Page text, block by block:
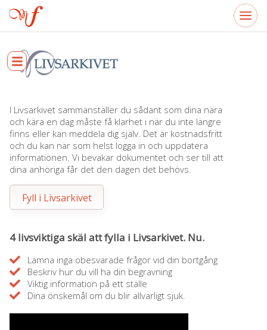
I Livsarkivet sammanställer du sådant som dina nära
och kära en dag måste få klarhet i när du inte längre
finns eller kan meddela dig själv. Det är kostnadsfritt
och du kan när som helst logga in och uppdatera
informationen. Vi bevakar dokumentet och ser till att
dina anhöriga får det den dagen det behövs.
Fyll i Livsarkivet
4 livsviktiga skäl att fylla i Livsarkivet. Nu.
Lämna inga obesvarade frågor vid din bortgång
Beskriv hur du vill ha din begravning
Viktig information på ett ställe
Dina önskemål om du blir allvarligt sjuk.